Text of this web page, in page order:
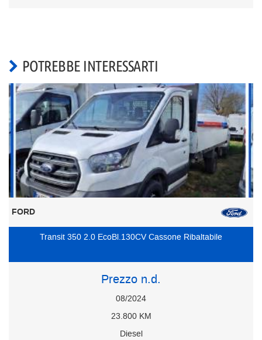
POTREBBE INTERESSARTI
FORD
Transit 350 2.0 EcoBl.130CV Cassone Ribaltabile
Prezzo n.d.
08/2024
23.800 KM
Diesel